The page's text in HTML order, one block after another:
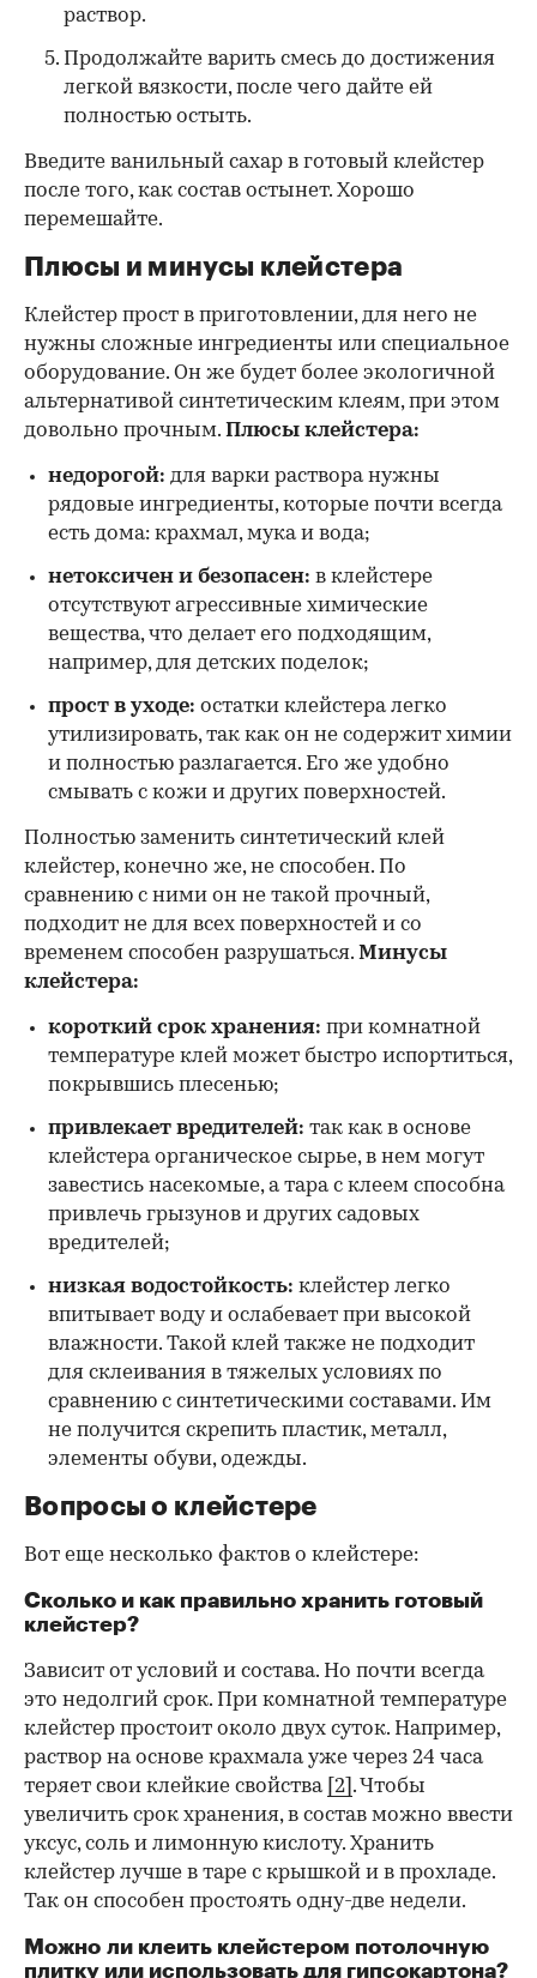
раствор.
Продолжайте варить смесь до достижения
легкой вязкости, после чего дайте ей
полностью остыть.
Введите ванильный сахар в готовый клейстер
после того, как состав остынет. Хорошо
перемешайте.
Плюсы и минусы клейстера
Клейстер прост в приготовлении, для него не
нужны сложные ингредиенты или специальное
оборудование. Он же будет более экологичной
альтернативой синтетическим клеям, при этом
довольно прочным. Плюсы клейстера:
недорогой: для варки раствора нужны
рядовые ингредиенты, которые почти всегда
есть дома: крахмал, мука и вода;
нетоксичен и безопасен: в клейстере
отсутствуют агрессивные химические
вещества, что делает его подходящим,
например, для детских поделок;
прост в уходе: остатки клейстера легко
утилизировать, так как он не содержит химии
и полностью разлагается. Его же удобно
смывать с кожи и других поверхностей.
Полностью заменить синтетический клей
клейстер, конечно же, не способен. По
сравнению с ними он не такой прочный,
подходит не для всех поверхностей и со
временем способен разрушаться. Минусы
клейстера:
короткий срок хранения: при комнатной
температуре клей может быстро испортиться,
покрывшись плесенью;
привлекает вредителей: так как в основе
клейстера органическое сырье, в нем могут
завестись насекомые, а тара с клеем способна
привлечь грызунов и других садовых
вредителей;
низкая водостойкость: клейстер легко
впитывает воду и ослабевает при высокой
влажности. Такой клей также не подходит
для склеивания в тяжелых условиях по
сравнению с синтетическими составами. Им
не получится скрепить пластик, металл,
элементы обуви, одежды.
Вопросы о клейстере
Вот еще несколько фактов о клейстере:
Сколько и как правильно хранить готовый
клейстер?
Зависит от условий и состава. Но почти всегда
это недолгий срок. При комнатной температуре
клейстер простоит около двух суток. Например,
раствор на основе крахмала уже через 24 часа
теряет свои клейкие свойства [2] . Чтобы
увеличить срок хранения, в состав можно ввести
уксус, соль и лимонную кислоту. Хранить
клейстер лучше в таре с крышкой и в прохладе.
Так он способен простоять одну-две недели.
Можно ли клеить клейстером потолочную
плитку или использовать для гипсокартона?